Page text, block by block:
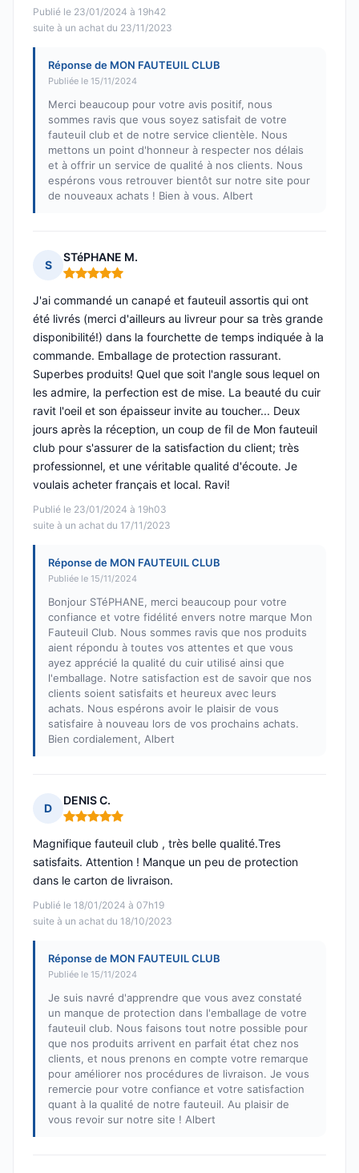
Publié le 23/01/2024 à 19h42
suite à un achat du 23/11/2023
Réponse de MON FAUTEUIL CLUB
Publiée le 15/11/2024
Merci beaucoup pour votre avis positif, nous
sommes ravis que vous soyez satisfait de votre
fauteuil club et de notre service clientèle. Nous
mettons un point d'honneur à respecter nos délais
et à offrir un service de qualité à nos clients. Nous
espérons vous retrouver bientôt sur notre site pour
de nouveaux achats ! Bien à vous. Albert
S
STéPHANE M.
Note : 5 sur 5
Publié le 23/01/2024 à 19h03
suite à un achat du 17/11/2023
J'ai commandé un canapé et fauteuil assortis qui ont
été livrés (merci d'ailleurs au livreur pour sa très grande
disponibilité!) dans la fourchette de temps indiquée à la
commande. Emballage de protection rassurant.
Superbes produits! Quel que soit l'angle sous lequel on
les admire, la perfection est de mise. La beauté du cuir
ravit l'oeil et son épaisseur invite au toucher... Deux
jours après la réception, un coup de fil de Mon fauteuil
club pour s'assurer de la satisfaction du client; très
professionnel, et une véritable qualité d'écoute. Je
voulais acheter français et local. Ravi!
Réponse de MON FAUTEUIL CLUB
Publiée le 15/11/2024
Bonjour STéPHANE, merci beaucoup pour votre
confiance et votre fidélité envers notre marque Mon
Fauteuil Club. Nous sommes ravis que nos produits
aient répondu à toutes vos attentes et que vous
ayez apprécié la qualité du cuir utilisé ainsi que
l'emballage. Notre satisfaction est de savoir que nos
clients soient satisfaits et heureux avec leurs
achats. Nous espérons avoir le plaisir de vous
satisfaire à nouveau lors de vos prochains achats.
Bien cordialement, Albert
D
DENIS C.
Note : 5 sur 5
Publié le 18/01/2024 à 07h19
suite à un achat du 18/10/2023
Magnifique fauteuil club , très belle qualité.Tres
satisfaits. Attention ! Manque un peu de protection
dans le carton de livraison.
Réponse de MON FAUTEUIL CLUB
Publiée le 15/11/2024
Je suis navré d'apprendre que vous avez constaté
un manque de protection dans l'emballage de votre
fauteuil club. Nous faisons tout notre possible pour
que nos produits arrivent en parfait état chez nos
clients, et nous prenons en compte votre remarque
pour améliorer nos procédures de livraison. Je vous
remercie pour votre confiance et votre satisfaction
quant à la qualité de notre fauteuil. Au plaisir de
vous revoir sur notre site ! Albert